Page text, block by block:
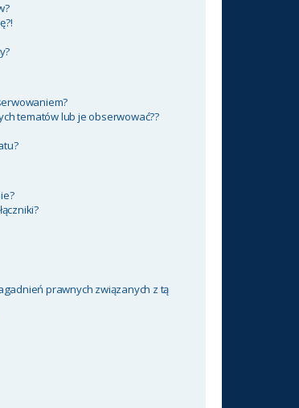
tematów lub je obserwować??
prawnych związanych z tą